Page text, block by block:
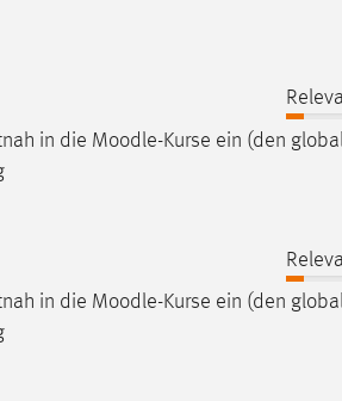
in die Moodle-Kurse ein (den
in die Moodle-Kurse ein (den